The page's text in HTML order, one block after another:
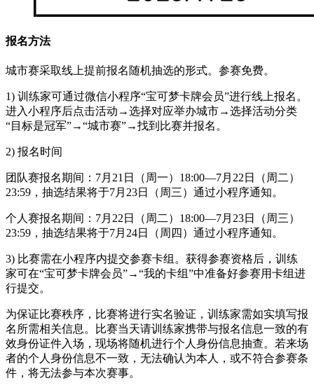
报名方法
城市赛采取线上提前报名随机抽选的形式。参赛免费。
1) 训练家可通过微信小程序“宝可梦卡牌会员”进行线上报名。
进入小程序后点击活动→选择对应举办城市→选择活动分类
“目标是冠军”→“城市赛”→找到比赛并报名。
2) 报名时间
团队赛报名期间：7月21日（周一）18:00—7月22日（周二）
23:59，抽选结果将于7月23日（周三）通过小程序通知。
个人赛报名期间：7月22日（周二）18:00—7月23日（周三）
23:59，抽选结果将于7月24日（周四）通过小程序通知。
3) 比赛需在小程序内提交参赛卡组。获得参赛资格后，训练
家可在“宝可梦卡牌会员”→“我的卡组”中准备好参赛用卡组进
行提交。
为保证比赛秩序，比赛将进行实名验证，训练家需如实填写报
名所需相关信息。比赛当天请训练家携带与报名信息一致的有
效身份证件入场，现场将随机进行个人身份信息抽查。若来场
者的个人身份信息不一致，无法确认为本人，或不符合参赛条
件，将无法参与本次赛事。